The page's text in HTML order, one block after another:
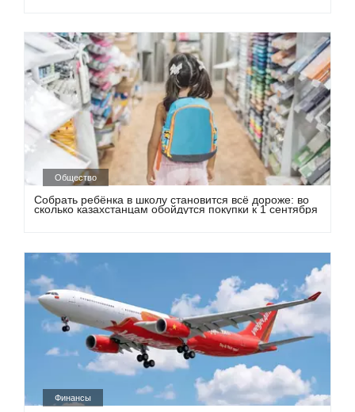
Общество
Собрать ребёнка в школу становится всё дороже: во
сколько казахстанцам обойдутся покупки к 1 сентября
Финансы